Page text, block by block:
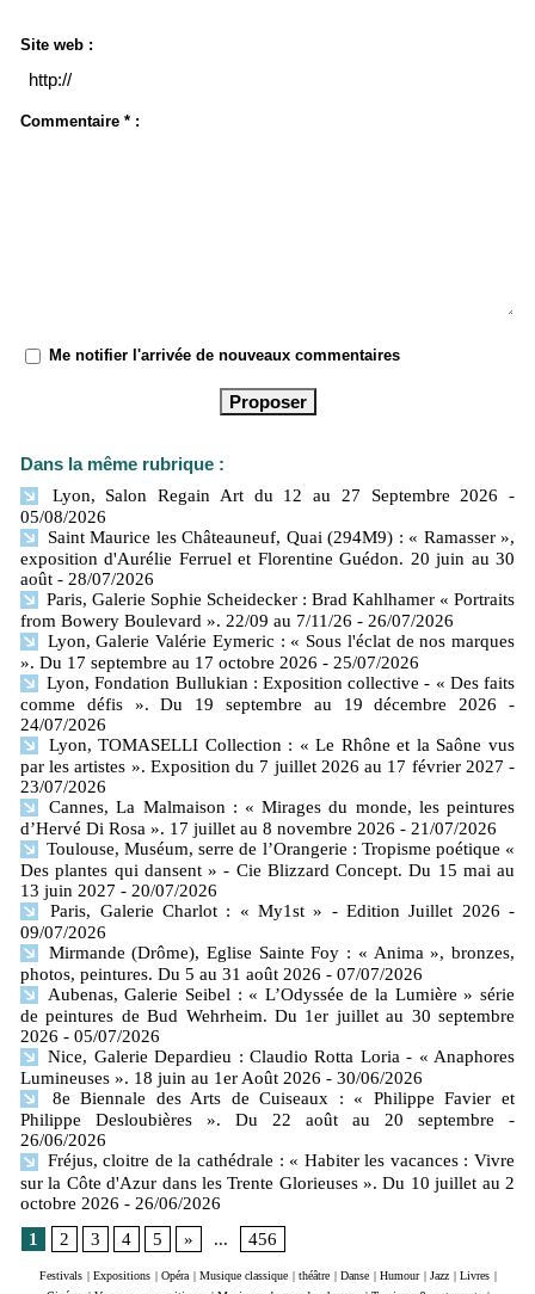
Site web :
Commentaire * :
Me notifier l'arrivée de nouveaux commentaires
Dans la même rubrique :
Lyon, Salon Regain Art du 12 au 27 Septembre 2026
-
05/08/2026
Saint Maurice les Châteauneuf, Quai (294M9) : « Ramasser »,
exposition d'Aurélie Ferruel et Florentine Guédon. 20 juin au 30
août - 28/07/2026
Paris, Galerie Sophie Scheidecker : Brad Kahlhamer « Portraits
from Bowery Boulevard ». 22/09 au 7/11/26 - 26/07/2026
Lyon, Galerie Valérie Eymeric : « Sous l'éclat de nos marques
». Du 17 septembre au 17 octobre 2026 - 25/07/2026
Lyon, Fondation Bullukian : Exposition collective - « Des faits
comme défis ». Du 19 septembre au 19 décembre 2026
-
24/07/2026
Lyon, TOMASELLI Collection : « Le Rhône et la Saône vus
par les artistes ». Exposition du 7 juillet 2026 au 17 février 2027 -
23/07/2026
Cannes, La Malmaison : « Mirages du monde, les peintures
d’Hervé Di Rosa ». 17 juillet au 8 novembre 2026 - 21/07/2026
Toulouse, Muséum, serre de l’Orangerie : Tropisme poétique «
Des plantes qui dansent » - Cie Blizzard Concept. Du 15 mai au
13 juin 2027 - 20/07/2026
Paris, Galerie Charlot : « My1st » - Edition Juillet 2026 -
09/07/2026
Mirmande (Drôme), Eglise Sainte Foy : « Anima », bronzes,
photos, peintures. Du 5 au 31 août 2026 - 07/07/2026
Aubenas, Galerie Seibel : « L’Odyssée de la Lumière » série
de peintures de Bud Wehrheim. Du 1er juillet au 30 septembre
2026 - 05/07/2026
Nice, Galerie Depardieu : Claudio Rotta Loria - « Anaphores
Lumineuses ». 18 juin au 1er Août 2026 - 30/06/2026
8e Biennale des Arts de Cuiseaux : « Philippe Favier et
Philippe Desloubières ». Du 22 août au 20 septembre
-
26/06/2026
Fréjus, cloitre de la cathédrale : « Habiter les vacances : Vivre
sur la Côte d'Azur dans les Trente Glorieuses ». Du 10 juillet au 2
octobre 2026 - 26/06/2026
1
2 3 4 5 » ... 456
Festivals | Expositions | Opéra | Musique classique | théâtre | Danse | Humour | Jazz | Livres |